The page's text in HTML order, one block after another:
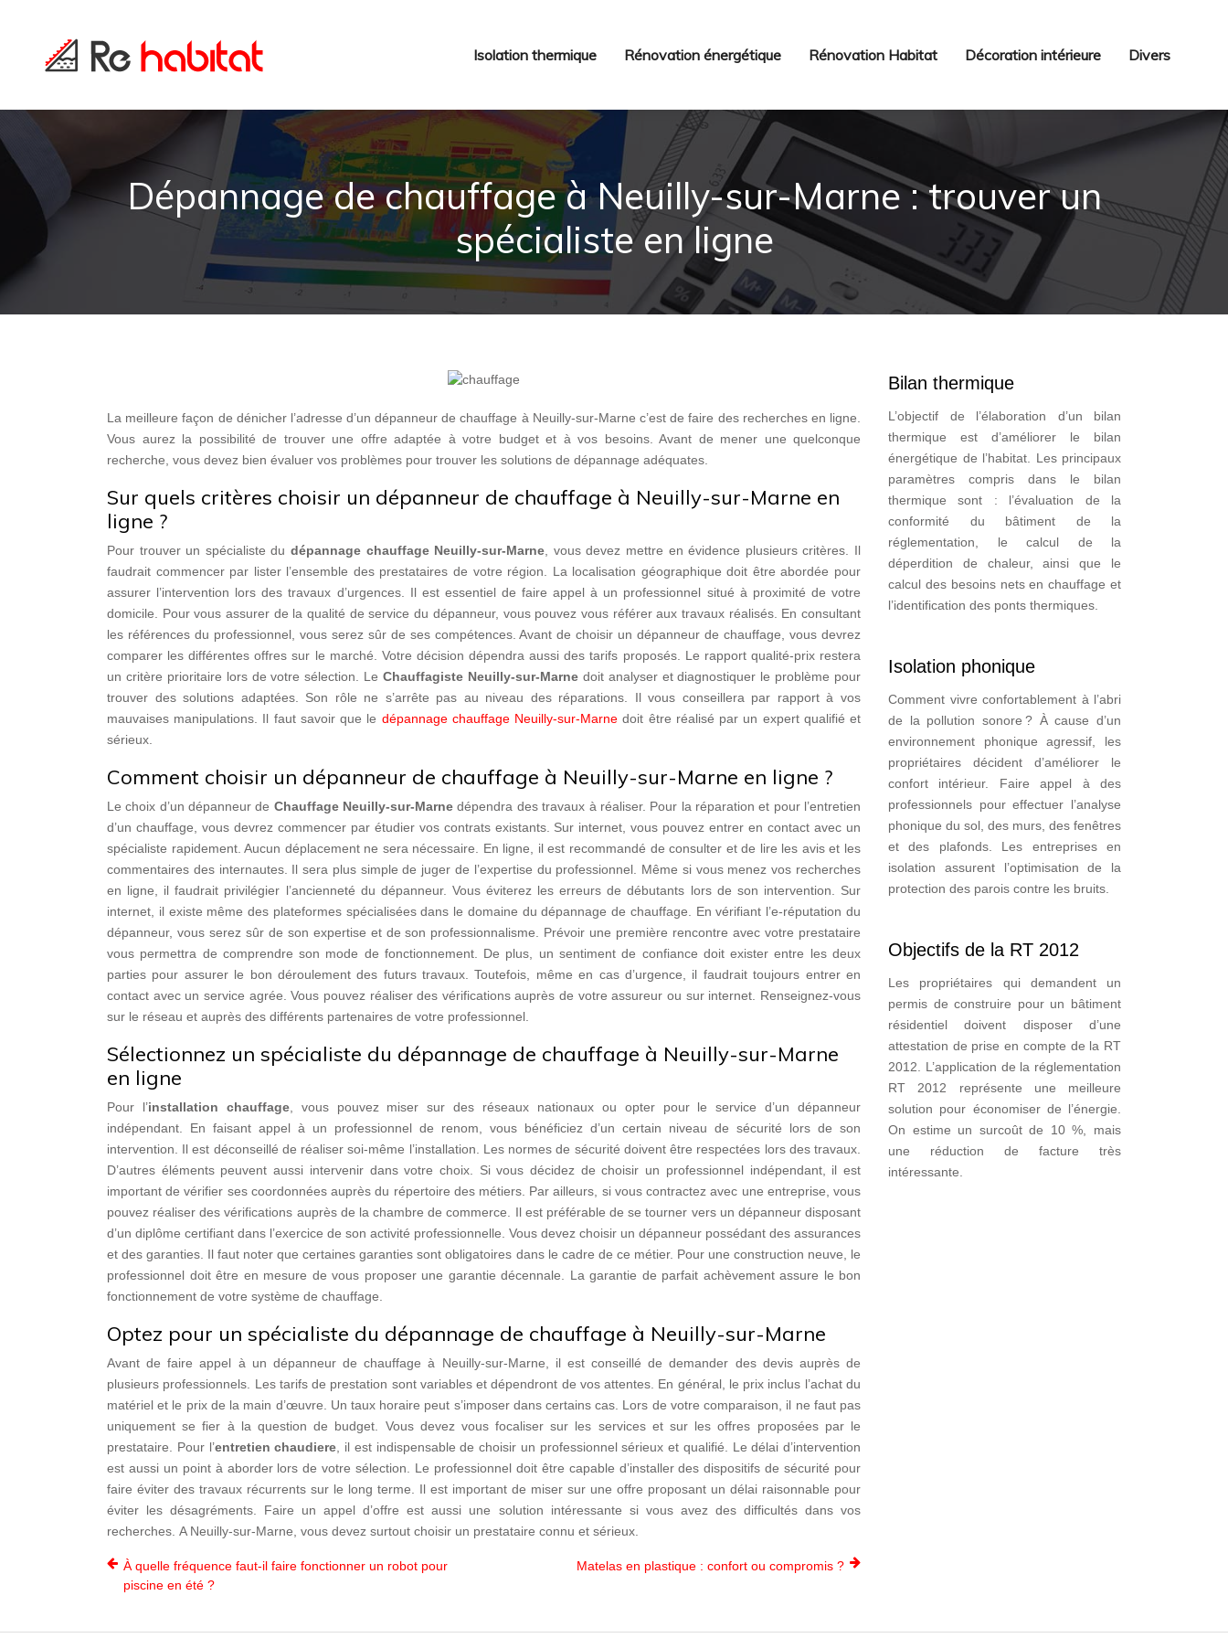
Isolation thermique Rénovation énergétique Rénovation Habitat Décoration intérieure Divers
Dépannage de chauffage à Neuilly-sur-Marne : trouver un
spécialiste en ligne
La meilleure façon de dénicher l’adresse d’un dépanneur de chauffage à Neuilly-sur-Marne c’est de faire des recherches en ligne.
Vous aurez la possibilité de trouver une offre adaptée à votre budget et à vos besoins. Avant de mener une quelconque
recherche, vous devez bien évaluer vos problèmes pour trouver les solutions de dépannage adéquates.
Sur quels critères choisir un dépanneur de chauffage à Neuilly-sur-Marne en
ligne ?
Pour trouver un spécialiste du dépannage chauffage Neuilly-sur-Marne , vous devez mettre en évidence plusieurs critères. Il
faudrait commencer par lister l’ensemble des prestataires de votre région. La localisation géographique doit être abordée pour
assurer l’intervention lors des travaux d’urgences. Il est essentiel de faire appel à un professionnel situé à proximité de votre
domicile. Pour vous assurer de la qualité de service du dépanneur, vous pouvez vous référer aux travaux réalisés. En consultant
les références du professionnel, vous serez sûr de ses compétences. Avant de choisir un dépanneur de chauffage, vous devrez
comparer les différentes offres sur le marché. Votre décision dépendra aussi des tarifs proposés. Le rapport qualité-prix restera
un critère prioritaire lors de votre sélection. Le Chauffagiste Neuilly-sur-Marnedoit analyser et diagnostiquer le problème pour
trouver des solutions adaptées. Son rôle ne s’arrête pas au niveau des réparations. Il vous conseillera par rapport à vos
mauvaises manipulations. Il faut savoir que le dépannage chauffage Neuilly-sur-Marne doit être réalisé par un expert qualifié et
sérieux.
Comment choisir un dépanneur de chauffage à Neuilly-sur-Marne en ligne ?
Le choix d’un dépanneur de Chauffage Neuilly-sur-Marne dépendra des travaux à réaliser. Pour la réparation et pour l’entretien
d’un chauffage, vous devrez commencer par étudier vos contrats existants. Sur internet, vous pouvez entrer en contact avec un
spécialiste rapidement. Aucun déplacement ne sera nécessaire. En ligne, il est recommandé de consulter et de lire les avis et les
commentaires des internautes. Il sera plus simple de juger de l’expertise du professionnel. Même si vous menez vos recherches
en ligne, il faudrait privilégier l’ancienneté du dépanneur. Vous éviterez les erreurs de débutants lors de son intervention. Sur
internet, il existe même des plateformes spécialisées dans le domaine du dépannage de chauffage. En vérifiant l’e-réputation du
dépanneur, vous serez sûr de son expertise et de son professionnalisme. Prévoir une première rencontre avec votre prestataire
vous permettra de comprendre son mode de fonctionnement. De plus, un sentiment de confiance doit exister entre les deux
parties pour assurer le bon déroulement des futurs travaux. Toutefois, même en cas d’urgence, il faudrait toujours entrer en
contact avec un service agrée. Vous pouvez réaliser des vérifications auprès de votre assureur ou sur internet. Renseignez-vous
sur le réseau et auprès des différents partenaires de votre professionnel.
Sélectionnez un spécialiste du dépannage de chauffage à Neuilly-sur-Marne
en ligne
Pour l’installation chauffage, vous pouvez miser sur des réseaux nationaux ou opter pour le service d’un dépanneur
indépendant. En faisant appel à un professionnel de renom, vous bénéficiez d’un certain niveau de sécurité lors de son
intervention. Il est déconseillé de réaliser soi-même l’installation. Les normes de sécurité doivent être respectées lors des travaux.
D’autres éléments peuvent aussi intervenir dans votre choix. Si vous décidez de choisir un professionnel indépendant, il est
important de vérifier ses coordonnées auprès du répertoire des métiers. Par ailleurs, si vous contractez avec une entreprise, vous
pouvez réaliser des vérifications auprès de la chambre de commerce. Il est préférable de se tourner vers un dépanneur disposant
d’un diplôme certifiant dans l’exercice de son activité professionnelle. Vous devez choisir un dépanneur possédant des assurances
et des garanties. Il faut noter que certaines garanties sont obligatoires dans le cadre de ce métier. Pour une construction neuve, le
professionnel doit être en mesure de vous proposer une garantie décennale. La garantie de parfait achèvement assure le bon
fonctionnement de votre système de chauffage.
Optez pour un spécialiste du dépannage de chauffage à Neuilly-sur-Marne
Avant de faire appel à un dépanneur de chauffage à Neuilly-sur-Marne, il est conseillé de demander des devis auprès de
plusieurs professionnels. Les tarifs de prestation sont variables et dépendront de vos attentes. En général, le prix inclus l’achat du
matériel et le prix de la main d’œuvre. Un taux horaire peut s’imposer dans certains cas. Lors de votre comparaison, il ne faut pas
uniquement se fier à la question de budget. Vous devez vous focaliser sur les services et sur les offres proposées par le
prestataire. Pour l’entretien chaudiere , il est indispensable de choisir un professionnel sérieux et qualifié. Le délai d’intervention
est aussi un point à aborder lors de votre sélection. Le professionnel doit être capable d’installer des dispositifs de sécurité pour
faire éviter des travaux récurrents sur le long terme. Il est important de miser sur une offre proposant un délai raisonnable pour
éviter les désagréments. Faire un appel d’offre est aussi une solution intéressante si vous avez des difficultés dans vos
recherches. A Neuilly-sur-Marne, vous devez surtout choisir un prestataire connu et sérieux.
À quelle fréquence faut-il faire fonctionner un robot pour
piscine en été ?
Matelas en plastique : confort ou compromis ?
Bilan thermique
L’objectif de l’élaboration d’un bilan
thermique est d’améliorer le bilan
énergétique de l’habitat. Les principaux
paramètres compris dans le bilan
thermique sont : l’évaluation de la
conformité du bâtiment de la
réglementation, le calcul de la
déperdition de chaleur, ainsi que le
calcul des besoins nets en chauffage et
l’identification des ponts thermiques.
Isolation phonique
Comment vivre confortablement à l’abri
de la pollution sonore ? À cause d’un
environnement phonique agressif, les
propriétaires décident d’améliorer le
confort intérieur. Faire appel à des
professionnels pour effectuer l’analyse
phonique du sol, des murs, des fenêtres
et des plafonds. Les entreprises en
isolation assurent l’optimisation de la
protection des parois contre les bruits.
Objectifs de la RT 2012
Les propriétaires qui demandent un
permis de construire pour un bâtiment
résidentiel doivent disposer d’une
attestation de prise en compte de la RT
2012. L’application de la réglementation
RT 2012 représente une meilleure
solution pour économiser de l’énergie.
On estime un surcoût de 10 %, mais
une réduction de facture très
intéressante.